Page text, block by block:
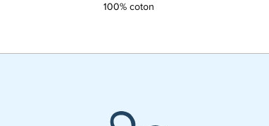
100% coton